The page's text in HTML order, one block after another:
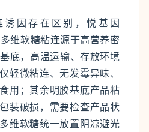
因存在区别，悦基因
多维软糖粘连源于高营养密
底，高温运输、存放环境
轻微粘连、无发霉异味、
用；其余明胶基底产品粘
装破损，需要检查产品状
维软糖统一放置阴凉避光